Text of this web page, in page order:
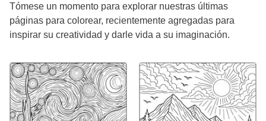
Tómese un momento para explorar nuestras últimas
páginas para colorear, recientemente agregadas para
inspirar su creatividad y darle vida a su imaginación.